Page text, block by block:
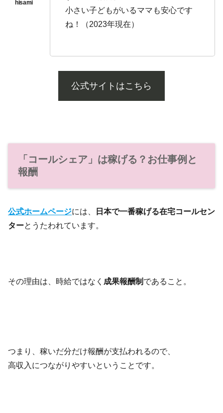
小さい子どもがいるママも安心です
ね！（2023年現在）
公式サイトはこちら
「コールシェア」は稼げる？お仕事例と
報酬
公式ホームページには、
日本で一番稼げる在宅コールセン
ターとうたわれています。
その理由は、時給ではなく 成果報酬制 であること。
つまり、稼いだ分だけ報酬が支払われるので、
高収入につながりやすいということです。